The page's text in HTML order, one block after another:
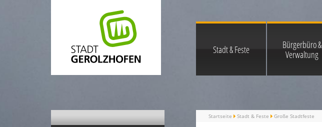
Stadt & Feste
Bürgerbüro &
Verwaltung
Startseite Stadt & Feste Große Stadtfeste